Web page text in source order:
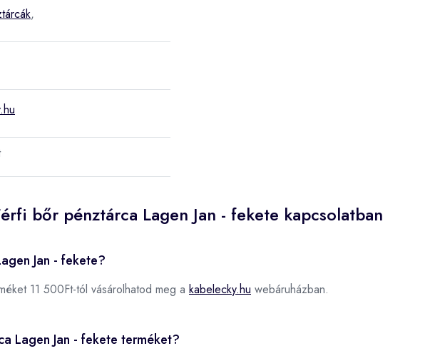
,
bőr pénztárca Lagen Jan - fekete kapcsolatban
Jan - fekete?
11 500Ft-tól vásárolhatod meg a kabelecky.hu webáruházban.
Lagen Jan - fekete terméket?